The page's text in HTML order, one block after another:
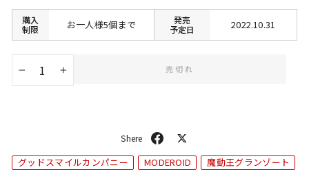
価 格
購入
制限
お一人様5個まで
発売
予定日
2022.10.31
+
売切れ
シ
ア
ト
グッドスマイルカンパニー MODEROID 魔動王グランゾート